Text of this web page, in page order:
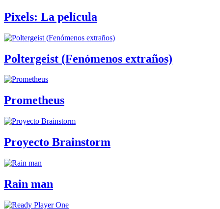
Pixels: La película
Poltergeist (Fenómenos extraños)
Prometheus
Proyecto Brainstorm
Rain man